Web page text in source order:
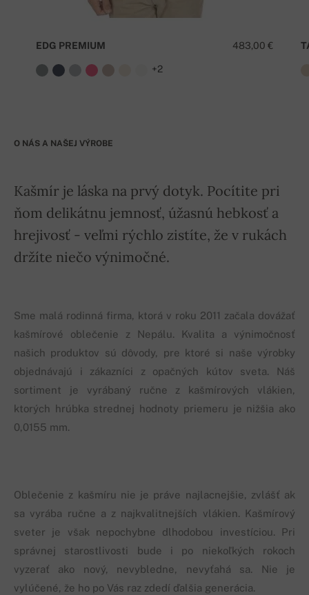
483,00 €
EDG PREMIUM
+2
O NÁS A NAŠEJ VÝROBE
Kašmír je láska na prvý dotyk. Pocítite pri
ňom delikátnu jemnosť, úžasnú hebkosť a
hrejivosť - veľmi rýchlo zistíte, že v rukách
držíte niečo výnimočné.
Sme malá rodinná firma, ktorá v roku 2011 začala dovážať
kašmírové oblečenie z Nepálu. Kvalita a výnimočnosť
našich produktov sú dôvody, pre ktoré si naše výrobky
objednávajú i zákazníci z opačných kútov sveta. Náš
sortiment je vyrábaný ručne z kašmírových vlákien,
ktorých hrúbka strednej hodnoty priemeru je nižšia ako
0,0155 mm.
Oblečenie z kašmíru nie je práve najlacnejšie, zvlášť ak
sa vyrába ručne a z najkvalitnejších vlákien. Kašmírový
sveter je však nepochybne dlhodobou investíciou. Pri
správnej starostlivosti bude i po niekoľkých rokoch
vyzerať ako nový, nevybledne, nevyťahá sa. Nie je
vylúčené, že ho po Vás raz zdedí ďalšia generácia.